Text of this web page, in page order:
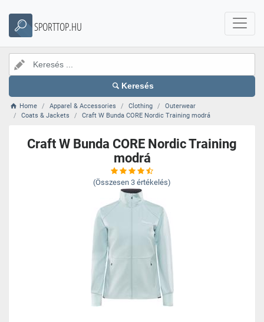
SPORTTOP.HU
Keresés
Home Apparel & Accessories Clothing
Outerwear
Coats & Jackets
Craft W Bunda CORE Nordic Training modrá
Craft W Bunda CORE Nordic Training
modrá
(Összesen 3 értékelés)